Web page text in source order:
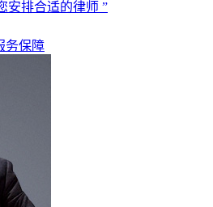
安排合适的律师 ”
务保障